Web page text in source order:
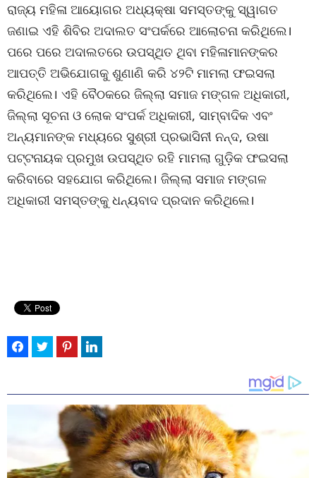
ରାଜ୍ୟ ମହିଳା ଆୟୋଗର ଅଧ୍ୟକ୍ଷା ସମସ୍ତଙ୍କୁ ସ୍ୱାଗତ
ଜଣାଇ ଏହି ଶିବିର ଅଦାଲତ ସଂପର୍କରେ ଆଲୋଚନା କରିଥିଲେ।
ପରେ ପରେ ଅଦାଲତରେ ଉପସ୍ଥିତ ଥିବା ମହିଳାମାନଙ୍କର
ଆପତ୍ତି ଅଭିଯୋଗକୁ ଶୁଣାଣି କରି ୪୨ଟି ମାମଲା ଫଇସଲା
କରିଥିଲେ। ଏହି ବୈଠକରେ ଜିଲ୍ଲା ସମାଜ ମଙ୍ଗଳ ଅଧିକାରୀ,
ଜିଲ୍ଲା ସୂଚନା ଓ ଲୋକ ସଂପର୍କ ଅଧିକାରୀ, ସାମ୍ବାଦିକ ଏବଂ
ଅନ୍ୟମାନଙ୍କ ମଧ୍ୟରେ ସୁଶ୍ରୀ ପ୍ରଭାସିନୀ ନନ୍ଦ, ଉଷା
ପଟ୍ଟନାୟକ ପ୍ରମୁଖ ଉପସ୍ଥିତ ରହି ମାମଲା ଗୁଡ଼ିକ ଫଇସଲା
କରିବାରେ ସହଯୋଗ କରିଥିଲେ। ଜିଲ୍ଲା ସମାଜ ମଙ୍ଗଳ
ଅଧିକାରୀ ସମସ୍ତଙ୍କୁ ଧନ୍ୟବାଦ ପ୍ରଦାନ କରିଥିଲେ।